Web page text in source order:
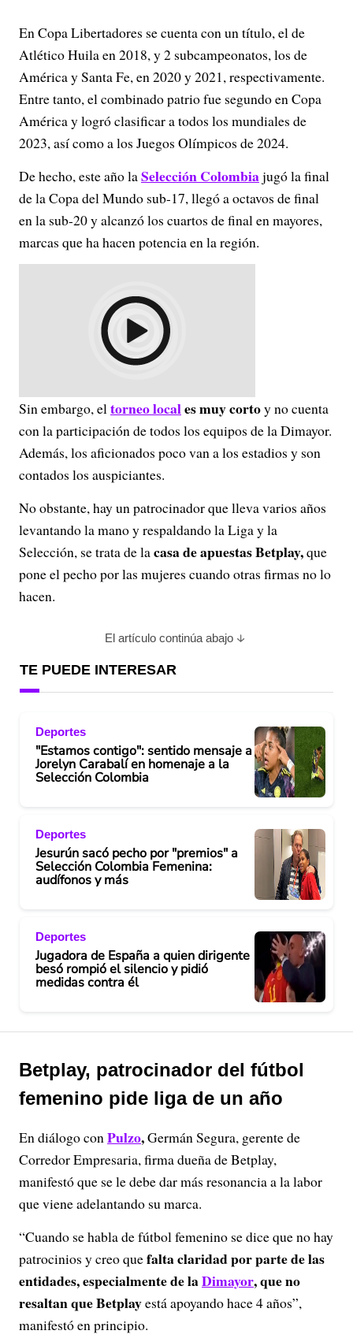
En Copa Libertadores se cuenta con un título, el de
Atlético Huila en 2018, y 2 subcampeonatos, los de
América y Santa Fe, en 2020 y 2021, respectivamente.
Entre tanto, el combinado patrio fue segundo en Copa
América y logró clasificar a todos los mundiales de
2023, así como a los Juegos Olímpicos de 2024.
De hecho, este año laSelección Colombiajugó la final
de la Copa del Mundo sub-17, llegó a octavos de final
en la sub-20 y alcanzó los cuartos de final en mayores,
marcas que ha hacen potencia en la región.
Sin embargo, eltorneo locales muy cortoy no cuenta
con la participación de todos los equipos de la Dimayor.
Además, los aficionados poco van a los estadios y son
contados los auspiciantes.
No obstante, hay un patrocinador que lleva varios años
levantando la mano y respaldando la Liga y la
Selección, se trata de lacasa de apuestas Betplay,que
pone el pecho por las mujeres cuando otras firmas no lo
hacen.
El artículo continúa abajo
TE PUEDE INTERESAR
Deportes
"Estamos contigo": sentido mensaje a
Jorelyn Carabalí en homenaje a la
Selección Colombia
Deportes
Jesurún sacó pecho por "premios" a
Selección Colombia Femenina:
audífonos y más
Deportes
Jugadora de España a quien dirigente
besó rompió el silencio y pidió
medidas contra él
Betplay, patrocinador del fútbol
femenino pide liga de un año
En diálogo conPulzo,Germán Segura, gerente de
Corredor Empresaria, firma dueña de Betplay,
manifestó que se le debe dar más resonancia a la labor
que viene adelantando su marca.
“Cuando se habla de fútbol femenino se dice que no hay
patrocinios y creo quefalta claridad por parte de las
entidades, especialmente de laDimayor, que no
resaltan que Betplayestá apoyando hace 4 años”,
manifestó en principio.